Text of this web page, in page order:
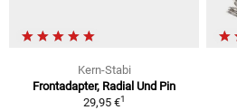
Kern-Stabi
Frontadapter, Radial Und Pin
29,95 €1